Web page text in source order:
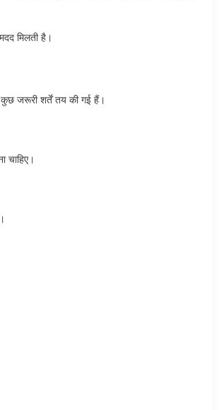
मिलती है।
जरूरी शर्तें तय की गई हैं।
चाहिए।